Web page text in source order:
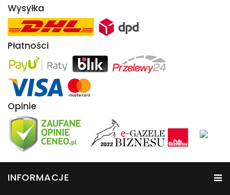
Wysyłka
Płatności
Opinie
INFORMACJE